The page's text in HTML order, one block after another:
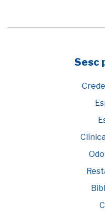
Sesc